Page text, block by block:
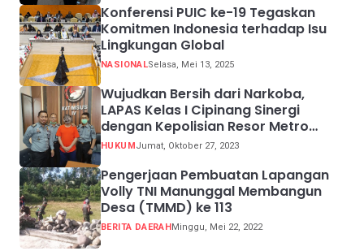
Konferensi PUIC ke-19 Tegaskan
Komitmen Indonesia terhadap Isu
Lingkungan Global
NASIONALSelasa, Mei 13, 2025
Wujudkan Bersih dari Narkoba,
LAPAS Kelas I Cipinang Sinergi
dengan Kepolisian Resor Metro
Jakarta Barat
HUKUMJumat, Oktober 27, 2023
Pengerjaan Pembuatan Lapangan
Volly TNI Manunggal Membangun
Desa (TMMD) ke 113
BERITA DAERAHMinggu, Mei 22, 2022